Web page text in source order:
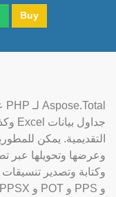
Buy